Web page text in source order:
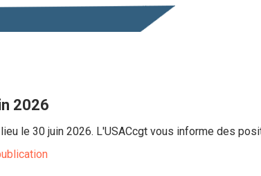
2026
lieu le 30 juin 2026. L'USACcgt vous informe des